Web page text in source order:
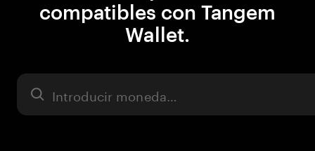
compatibles con Tangem
Wallet.
Activo